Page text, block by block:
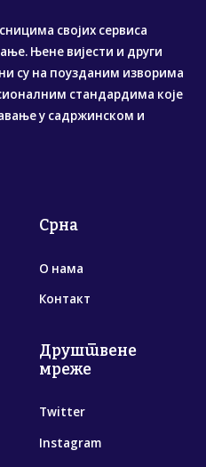
својих сервиса
Њене вијести и други
су на поузданим изворима
стандардима које
у садржинском и
Срна
О нама
Контакт
Друштвене
мреже
Twitter
Instagram